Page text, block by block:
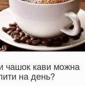
чашок кави можна
на день?